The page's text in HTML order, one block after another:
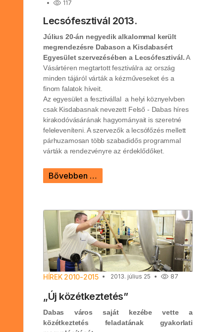
117
Lecsófesztivál 2013.
Július 20-án negyedik alkalommal került
megrendezésre Dabason a Kisdabasért
Egyesület szervezésében a Lecsófesztivál.A
Vásártéren megtartott fesztiválra az ország
minden tájáról várták a kézműveseket és a
finom falatok híveit.
Az egyesület a fesztivállal a helyi köznyelvben
csak Kisdabasnak nevezett Felső - Dabas híres
kirakodóvásárának hagyományait is szeretné
feleleveníteni. A szervezők a lecsófőzés mellett
párhuzamosan több szabadidős programmal
várták a rendezvényre az érdeklődőket.
Bővebben …
HÍREK 2010-2015 2013. július 25 87
„Új közétkeztetés”
Dabas város saját kezébe vette a
közétkeztetés feladatának gyakorlati